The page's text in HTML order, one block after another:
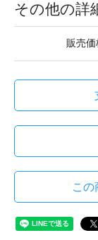
その他の詳
販売価
この